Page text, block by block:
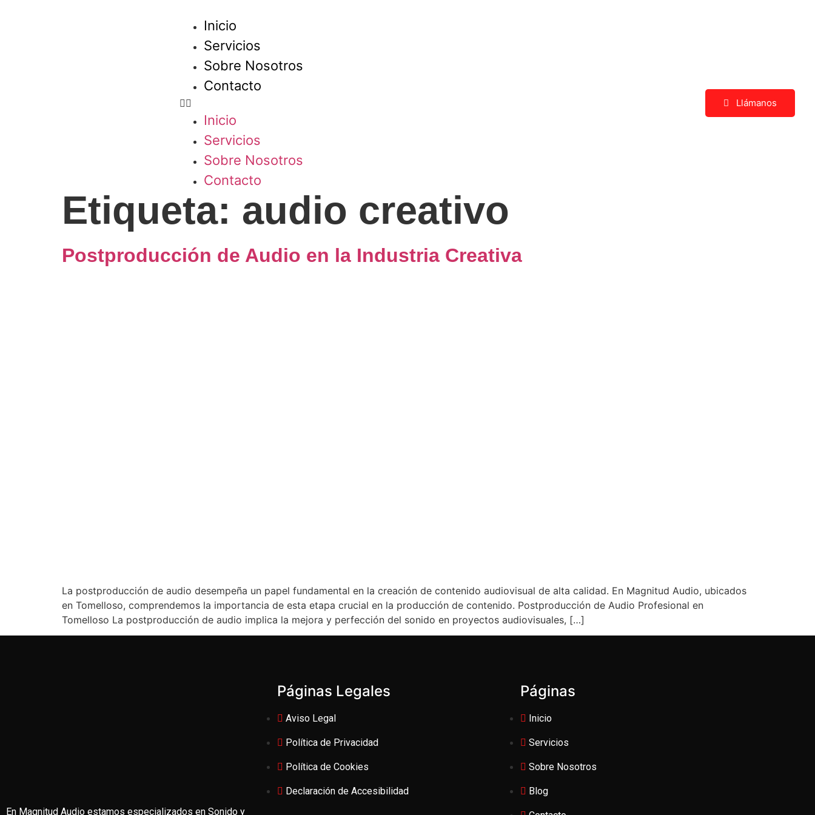
Inicio
Servicios
Sobre Nosotros
Contacto
Inicio
Servicios
Sobre Nosotros
Contacto
Llámanos
Etiqueta: audio creativo
Postproducción de Audio en la Industria Creativa
La postproducción de audio desempeña un papel fundamental en la creación de contenido audiovisual de alta calidad. En Magnitud Audio, ubicados
en Tomelloso, comprendemos la importancia de esta etapa crucial en la producción de contenido. Postproducción de Audio Profesional en
Tomelloso La postproducción de audio implica la mejora y perfección del sonido en proyectos audiovisuales, […]
En Magnitud Audio estamos especializados en Sonido y
Páginas Legales
Aviso Legal
Política de Privacidad
Política de Cookies
Declaración de Accesibilidad
Páginas
Inicio
Servicios
Sobre Nosotros
Blog